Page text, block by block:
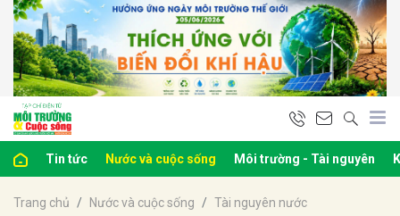
Tin tức Nước và cuộc sống Môi trường - Tài nguyên
Trang chủ Nước và cuộc sống Tài nguyên nước
luận